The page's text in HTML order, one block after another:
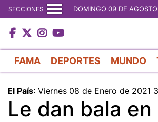
SECCIONES DOMINGO 09 DE
FAMA DEPORTES MUNDO
El País: Viernes 08 de Enero de 2021
Le dan bala